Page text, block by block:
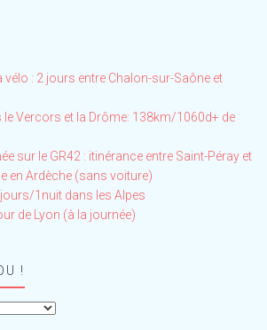
vélo : 2 jours entre Chalon-sur-Saône et
le Vercors et la Drôme: 138km/1060d+ de
sur le GR42 : itinérance entre Saint-Péray et
en Ardèche (sans voiture)
jours/1nuit dans les Alpes
de Lyon (à la journée)
!